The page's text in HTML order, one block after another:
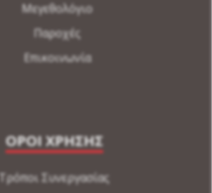
Μεγεθολόγιο
Παροχές
Επικοινωνία
ΟΡΟΙ ΧΡΗΣΗΣ
Τρόποι Συνεργασίας